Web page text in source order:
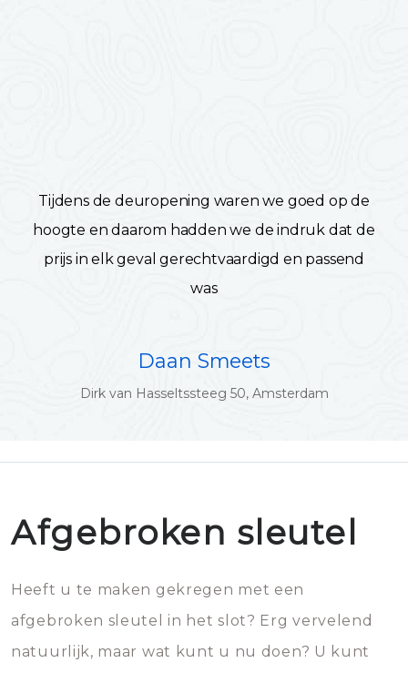
Tijdens de deuropening waren we goed op de
hoogte en daarom hadden we de indruk dat de
prijs in elk geval gerechtvaardigd en passend
was
Daan Smeets
Dirk van Hasseltssteeg 50, Amsterdam
Afgebroken sleutel
Heeft u te maken gekregen met een
afgebroken sleutel in het slot? Erg vervelend
natuurlijk, maar wat kunt u nu doen? U kunt